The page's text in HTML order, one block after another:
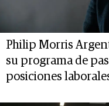
Philip Morris
su programa de
posiciones